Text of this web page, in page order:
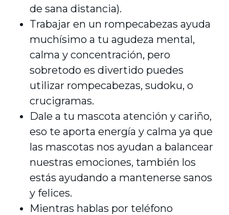
de sana distancia).
Trabajar en un rompecabezas ayuda
muchísimo a tu agudeza mental,
calma y concentración, pero
sobretodo es divertido puedes
utilizar rompecabezas, sudoku, o
crucigramas.
Dale a tu mascota atención y cariño,
eso te aporta energía y calma ya que
las mascotas nos ayudan a balancear
nuestras emociones, también los
estás ayudando a mantenerse sanos
y felices.
Mientras hablas por teléfono